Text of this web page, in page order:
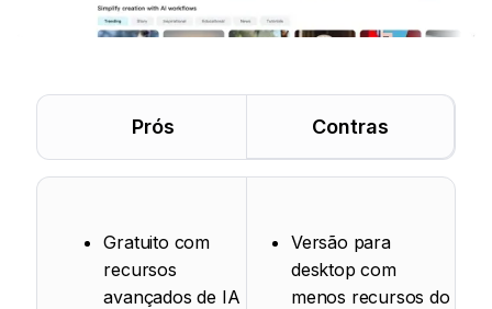
Prós Contras
Gratuito com
recursos
avançados de IA
Versão para
desktop com
menos recursos do